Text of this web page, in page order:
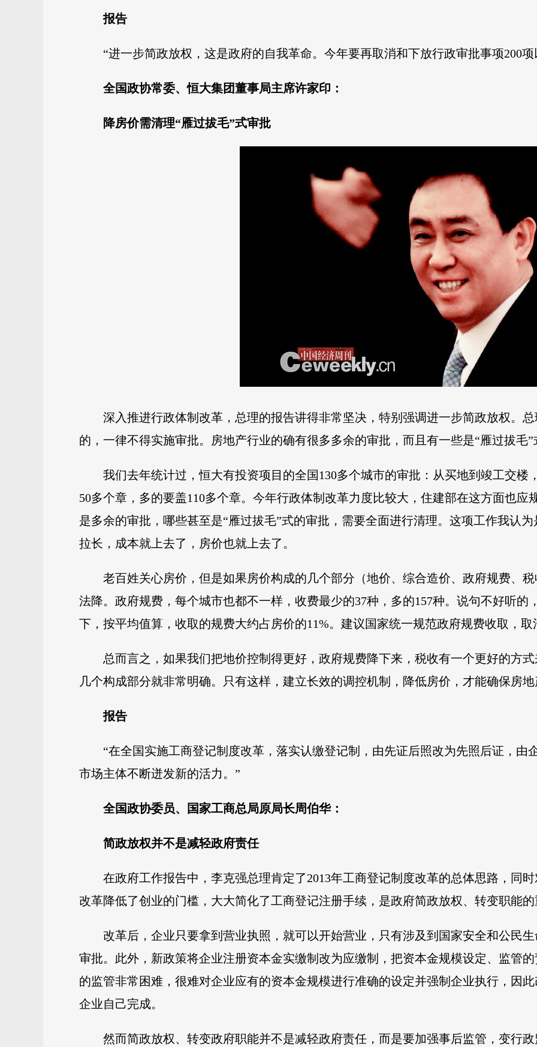
报告
“进一步简政放权，这是政府的自我革命。今年要再取消和下放行政审批事项200项
全国政协常委、恒大集团董事局主席许家印：
降房价需清理“雁过拔毛”式审批
深入推进行政体制改革，总理的报告讲得非常坚决，特别强调进一步简政放权。
的，一律不得实施审批。房地产行业的确有很多多余的审批，而且有一些是“雁过拔毛”
我们去年统计过，恒大有投资项目的全国130多个城市的审批：从买地到竣工交楼
50多个章，多的要盖110多个章。今年行政体制改革力度比较大，住建部在这方面也应
是多余的审批，哪些甚至是“雁过拔毛”式的审批，需要全面进行清理。这项工作我认
拉长，成本就上去了，房价也就上去了。
老百姓关心房价，但是如果房价构成的几个部分（地价、综合造价、政府规费、
法降。政府规费，每个城市也都不一样，收费最少的37种，多的157种。说句不好听的
下，按平均值算，收取的规费大约占房价的11%。建议国家统一规范政府规费收取，
总而言之，如果我们把地价控制得更好，政府规费降下来，税收有一个更好的方
几个构成部分就非常明确。只有这样，建立长效的调控机制，降低房价，才能确保房
报告
“在全国实施工商登记制度改革，落实认缴登记制，由先证后照改为先照后证，由
市场主体不断迸发新的活力。”
全国政协委员、国家工商总局原局长周伯华：
简政放权并不是减轻政府责任
在政府工作报告中，李克强总理肯定了2013年工商登记制度改革的总体思路，同
改革降低了创业的门槛，大大简化了工商登记注册手续，是政府简政放权、转变职能
改革后，企业只要拿到营业执照，就可以开始营业，只有涉及到国家安全和公民
审批。此外，新政策将企业注册资本金实缴制改为应缴制，把资本金规模设定、监管
的监管非常困难，很难对企业应有的资本金规模进行准确的设定并强制企业执行，因
企业自己完成。
然而简政放权、转变政府职能并不是减轻政府责任，而是要加强事后监管，变行